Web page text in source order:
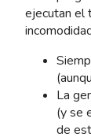
ejecutan el
La
(y se
de